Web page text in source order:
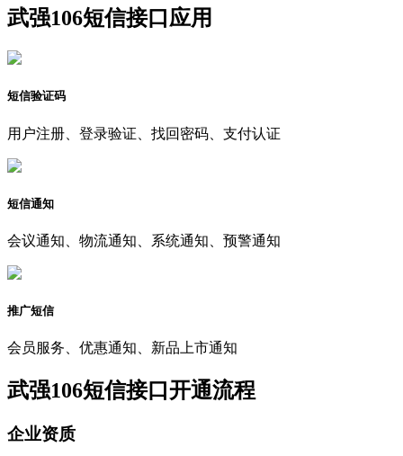
武强106短信接口应用
短信验证码
用户注册、登录验证、找回密码、支付认证
短信通知
会议通知、物流通知、系统通知、预警通知
推广短信
会员服务、优惠通知、新品上市通知
武强106短信接口开通流程
企业资质